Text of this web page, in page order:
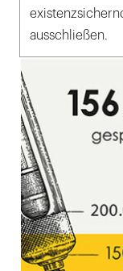
ausschließen.